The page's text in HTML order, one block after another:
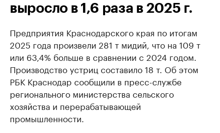
выросло в 1,6 раза в 2025 г.
Предприятия Краснодарского края по итогам
2025 года произвели 281 т мидий, что на 109 т
или 63,4% больше в сравнении с 2024 годом.
Производство устриц составило 18 т. Об этом
РБК Краснодар сообщили в пресс-службе
регионального министерства сельского
хозяйства и перерабатывающей
промышленности.